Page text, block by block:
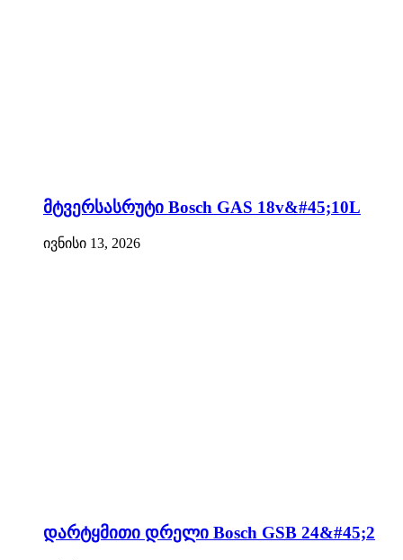
მტვერსასრუტი Bosch GAS 18v&#45;10L
ივნისი 13, 2026
დარტყმითი დრელი Bosch GSB 24&#45;2